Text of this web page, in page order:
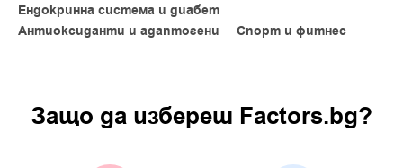
Подходящ за ежедневен прием
Внимание:
Ендокринна система и диабет
Антиоксиданти и адаптогени
Спорт и фитнес
Защо да изберeш Factors.bg?